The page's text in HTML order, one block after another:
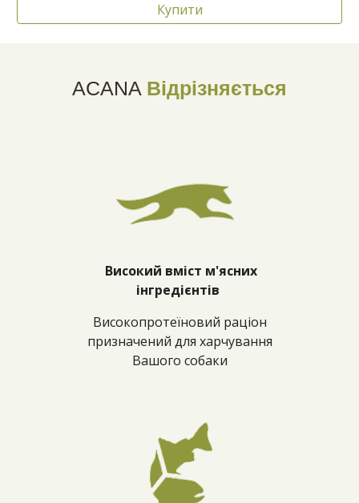
Купити
ACANA Відрізняється
Високий вміст м'ясних
інгредієнтів
Високопротеїновий раціон
призначений для харчування
Вашого собаки